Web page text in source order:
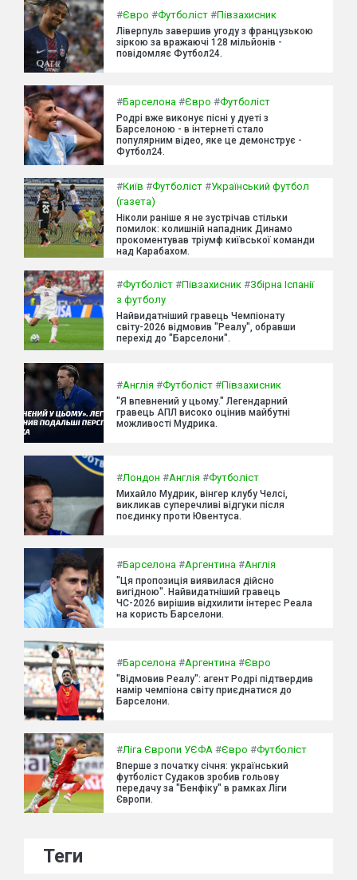
#Євро #Футболіст #Півзахисник
Ліверпуль завершив угоду з французькою
зіркою за вражаючі 128 мільйонів -
повідомляє Футбол24.
#Барселона #Євро #Футболіст
Родрі вже виконує пісні у дуеті з
Барселоною - в інтернеті стало
популярним відео, яке це демонструє -
Футбол24.
#Київ #Футболіст #Український футбол
(газета)
Ніколи раніше я не зустрічав стільки
помилок: колишній нападник Динамо
прокоментував тріумф київської команди
над Карабахом.
#Футболіст #Півзахисник #Збірна Іспанії
з футболу
Найвидатніший гравець Чемпіонату
світу-2026 відмовив "Реалу", обравши
перехід до "Барселони".
#Англія #Футболіст #Півзахисник
"Я впевнений у цьому." Легендарний
гравець АПЛ високо оцінив майбутні
можливості Мудрика.
#Лондон #Англія #Футболіст
Михайло Мудрик, вінгер клубу Челсі,
викликав суперечливі відгуки після
поєдинку проти Ювентуса.
#Барселона #Аргентина #Англія
"Ця пропозиція виявилася дійсно
вигідною". Найвидатніший гравець
ЧС-2026 вирішив відхилити інтерес Реала
на користь Барселони.
#Барселона #Аргентина #Євро
"Відмовив Реалу": агент Родрі підтвердив
намір чемпіона світу приєднатися до
Барселони.
#Ліга Європи УЄФА #Євро #Футболіст
Вперше з початку січня: український
футболіст Судаков зробив гольову
передачу за "Бенфіку" в рамках Ліги
Європи.
Теги